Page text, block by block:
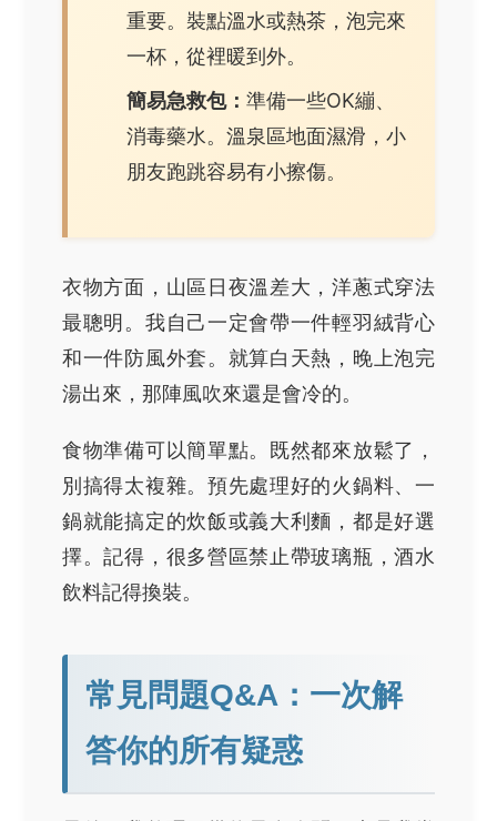
重要。裝點溫水或熱茶，泡完來
一杯，從裡暖到外。
簡易急救包： 準備一些OK繃、
消毒藥水。溫泉區地面濕滑，小
朋友跑跳容易有小擦傷。
衣物方面，山區日夜溫差大，洋蔥式穿法
最聰明。我自己一定會帶一件輕羽絨背心
和一件防風外套。就算白天熱，晚上泡完
湯出來，那陣風吹來還是會冷的。
食物準備可以簡單點。既然都來放鬆了，
別搞得太複雜。預先處理好的火鍋料、一
鍋就能搞定的炊飯或義大利麵，都是好選
擇。記得，很多營區禁止帶玻璃瓶，酒水
飲料記得換裝。
常見問題Q&A：一次解
答你的所有疑惑